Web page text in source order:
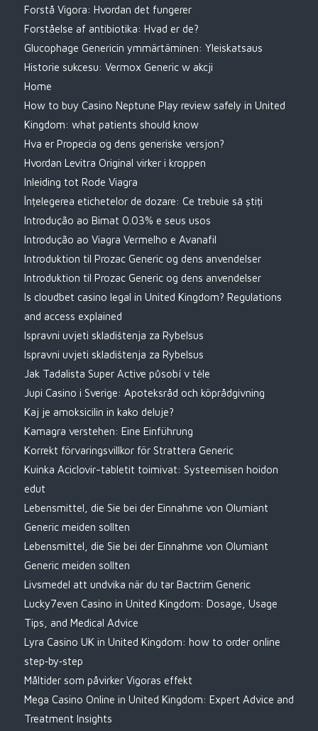
Forstå Vigora: Hvordan det fungerer
Forståelse af antibiotika: Hvad er de?
Glucophage Genericin ymmärtäminen: Yleiskatsaus
Historie sukcesu: Vermox Generic w akcji
Home
How to buy Casino Neptune Play review safely in United
Kingdom: what patients should know
Hva er Propecia og dens generiske versjon?
Hvordan Levitra Original virker i kroppen
Inleiding tot Rode Viagra
Înțelegerea etichetelor de dozare: Ce trebuie să știți
Introdução ao Bimat 0.03% e seus usos
Introdução ao Viagra Vermelho e Avanafil
Introduktion til Prozac Generic og dens anvendelser
Introduktion til Prozac Generic og dens anvendelser
Is cloudbet casino legal in United Kingdom? Regulations
and access explained
Ispravni uvjeti skladištenja za Rybelsus
Ispravni uvjeti skladištenja za Rybelsus
Jak Tadalista Super Active působí v těle
Jupi Casino i Sverige: Apoteksråd och köprådgivning
Kaj je amoksicilin in kako deluje?
Kamagra verstehen: Eine Einführung
Korrekt förvaringsvillkor för Strattera Generic
Kuinka Aciclovir-tabletit toimivat: Systeemisen hoidon
edut
Lebensmittel, die Sie bei der Einnahme von Olumiant
Generic meiden sollten
Lebensmittel, die Sie bei der Einnahme von Olumiant
Generic meiden sollten
Livsmedel att undvika när du tar Bactrim Generic
Lucky7even Casino in United Kingdom: Dosage, Usage
Tips, and Medical Advice
Lyra Casino UK in United Kingdom: how to order online
step‑by‑step
Måltider som påvirker Vigoras effekt
Mega Casino Online in United Kingdom: Expert Advice and
Treatment Insights